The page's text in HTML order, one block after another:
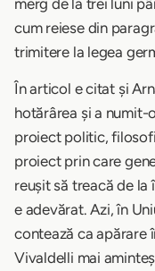
merg de la trei luni
cum reiese din
trimitere la legea
În articol e citat și
hotărârea și a
proiect politic,
proiect prin care
reușit să treacă de la
e adevărat. Azi, în
contează ca apărare
Vivaldelli mai